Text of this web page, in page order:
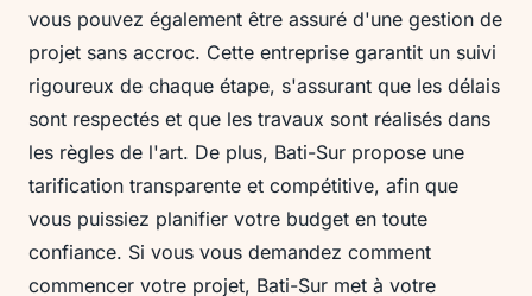
vous pouvez également être assuré d'une gestion de
projet sans accroc. Cette entreprise garantit un suivi
rigoureux de chaque étape, s'assurant que les délais
sont respectés et que les travaux sont réalisés dans
les règles de l'art. De plus, Bati-Sur propose une
tarification transparente et compétitive, afin que
vous puissiez planifier votre budget en toute
confiance. Si vous vous demandez comment
commencer votre projet, Bati-Sur met à votre